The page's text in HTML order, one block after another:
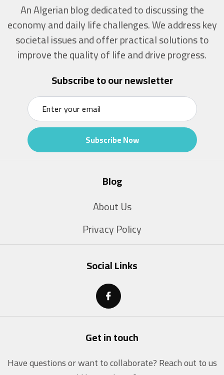
An Algerian blog dedicated to discussing the
economy and daily life challenges. We address key
societal issues and offer practical solutions to
improve the quality of life and drive progress.
Subscribe to our newsletter
Subscribe Now
Blog
About Us
Privacy Policy
Social Links
Get in touch
Have questions or want to collaborate? Reach out to us